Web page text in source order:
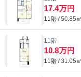
17.4万円
11階 / 50.85
11階
10.8万円
11階 / 31.05